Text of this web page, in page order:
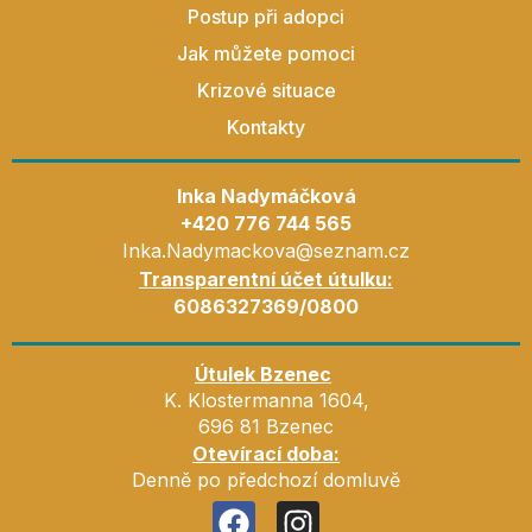
Postup při adopci
Jak můžete pomoci
Krizové situace
Kontakty
Inka Nadymáčková
+420 776 744 565
Inka.Nadymackova@seznam.cz
Transparentní účet útulku:
6086327369/0800
Útulek Bzenec
K. Klostermanna 1604,
696 81 Bzenec
Otevírací doba:
Denně po předchozí domluvě